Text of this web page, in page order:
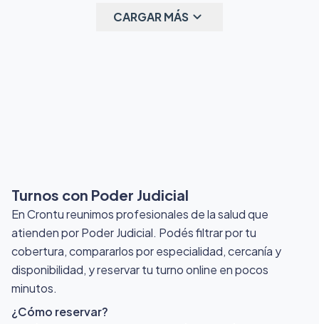
CARGAR MÁS keyboard_arrow_down
Turnos con Poder Judicial
En Crontu reunimos profesionales de la salud que
atienden por Poder Judicial. Podés filtrar por tu
cobertura, compararlos por especialidad, cercanía y
disponibilidad, y reservar tu turno online en pocos
minutos.
¿Cómo reservar?